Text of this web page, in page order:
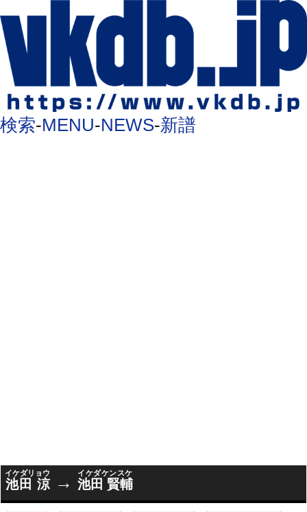
検索-MENU-NEWS-新譜
池田 涼
イケダリョウ→ 池田 賢輔
イケダケンスケ